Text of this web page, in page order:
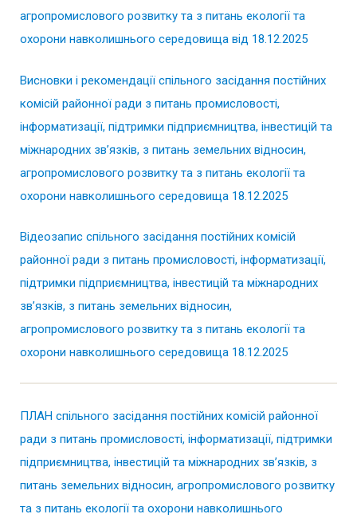
агропромислового розвитку та з питань екології та
охорони навколишнього середовища від 18.12.2025
Висновки і рекомендації спільного засідання постійних
комісій районної ради з питань промисловості,
інформатизації, підтримки підприємництва, інвестицій та
міжнародних зв’язків, з питань земельних відносин,
агропромислового розвитку та з питань екології та
охорони навколишнього середовища 18.12.2025
Відеозапис спільного засідання постійних комісій
районної ради з питань промисловості, інформатизації,
підтримки підприємництва, інвестицій та міжнародних
зв’язків, з питань земельних відносин,
агропромислового розвитку та з питань екології та
охорони навколишнього середовища 18.12.2025
ПЛАН спільного засідання постійних комісій районної
ради з питань промисловості, інформатизації, підтримки
підприємництва, інвестицій та міжнародних зв’язків, з
питань земельних відносин, агропромислового розвитку
та з питань екології та охорони навколишнього